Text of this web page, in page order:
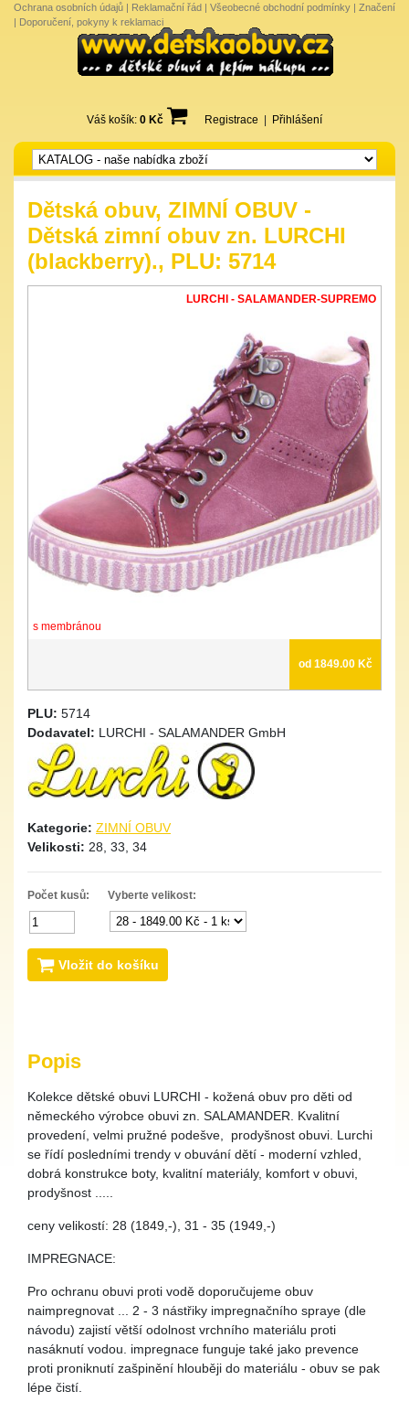
Ochrana osobních údajů | Reklamační řád | Všeobecné obchodní podmínky | Značení
| Doporučení, pokyny k reklamaci
Váš košík: 0 Kč Registrace Přihlášení
Dětská obuv, ZIMNÍ OBUV -
Dětská zimní obuv zn. LURCHI
(blackberry)., PLU: 5714
LURCHI - SALAMANDER-SUPREMO
s membránou
od 1849.00 Kč
PLU: 5714
Dodavatel: LURCHI - SALAMANDER GmbH
Kategorie: ZIMNÍ OBUV
Velikosti: 28, 33, 34
Počet kusů: Vyberte velikost:
Vložit do košíku
Popis
Kolekce dětské obuvi LURCHI - kožená obuv pro děti od
německého výrobce obuvi zn. SALAMANDER. Kvalitní
provedení, velmi pružné podešve, prodyšnost obuvi. Lurchi
se řídí posledními trendy v obuvání dětí - moderní vzhled,
dobrá konstrukce boty, kvalitní materiály, komfort v obuvi,
prodyšnost .....
ceny velikostí: 28 (1849,-), 31 - 35 (1949,-)
IMPREGNACE:
Pro ochranu obuvi proti vodě doporučujeme obuv
naimpregnovat ... 2 - 3 nástřiky impregnačního spraye (dle
návodu) zajistí větší odolnost vrchního materiálu proti
nasáknutí vodou. impregnace funguje také jako prevence
proti proniknutí zašpinění hlouběji do materiálu - obuv se pak
lépe čistí.